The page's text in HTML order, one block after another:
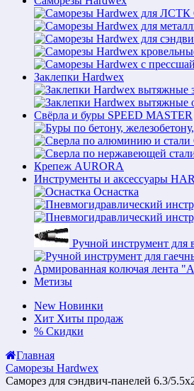
Заклепки Hardwex
Свёрла и буры SPEED MASTER
Крепеж AURORA
Инструменты и аксессуары
Оснастка
Ручной инструмент для
Армированная колючая лента
Метизы
New Новинки
Хит Хиты продаж
% Скидки
Главная
Саморезы Hardwex
Саморез для сэндвич-панелей 6.3/